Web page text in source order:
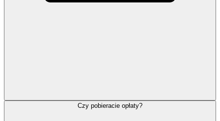
Czy pobieracie opłaty?